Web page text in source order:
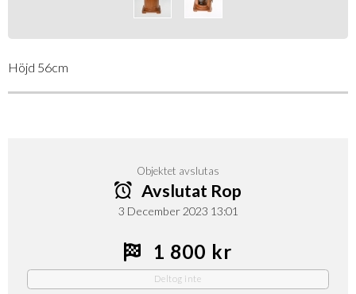
Höjd 56cm
Objektet avslutas
Avslutat Rop
3 December 2023 13:01
1 800 kr
Deltog inte